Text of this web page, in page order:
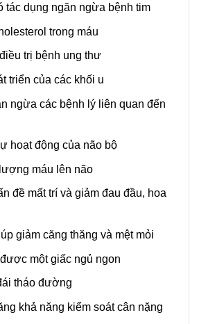
tác dụng ngăn ngừa bệnh tim
trong máu
trị bệnh ung thư
triển của các khối u
ngừa các bệnh lý liên quan đến
hoạt động của não bộ
máu lên não
đề mất trí và giảm đau đầu, hoa
giảm căng thăng và mệt mỏi
một giấc ngủ ngon
tháo đường
khả năng kiểm soát cân nặng